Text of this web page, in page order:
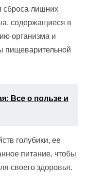
сброса лишних
содержащиеся в
организма и
пищеварительной
Все о пользе и
голубики, ее
питание, чтобы
своего здоровья.